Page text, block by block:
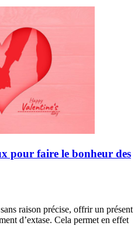
pour faire le bonheur des
raison précise, offrir un présent
d’extase. Cela permet en effet